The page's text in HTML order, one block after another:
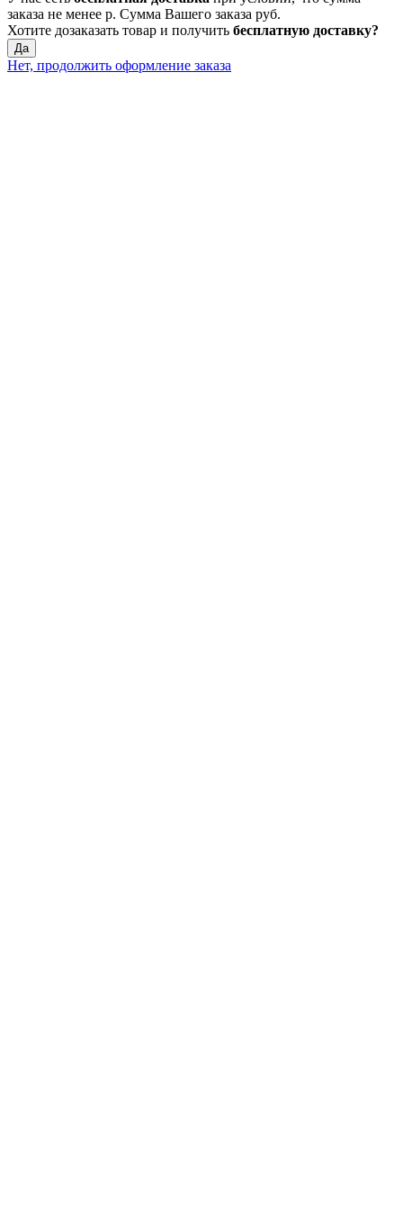
заказа не менее р. Сумма Вашего заказа руб.
Хотите дозаказать товар и получить бесплатную доставку?
Да
Нет, продолжить оформление заказа